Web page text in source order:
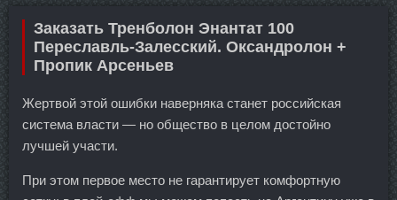
Заказать Тренболон Энантат 100
Переславль-Залесский. Оксандролон +
Пропик Арсеньев
Жертвой этой ошибки наверняка станет российская
система власти — но общество в целом достойно
лучшей участи.
При этом первое место не гарантирует комфортную